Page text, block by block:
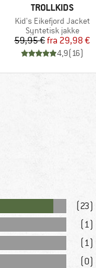
MÆRKE
TROLLKIDS
Artikel
Kid's Eikefjord Jacket
Produktgruppe
Syntetisk jakke
Pris
59,95 € Nedsat pris
fra 29,98 €
4,9(16)
(23)
(1)
(1)
(0)